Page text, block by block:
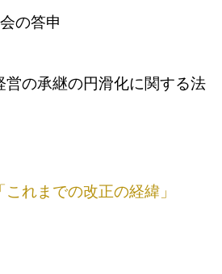
の答申
営の承継の円滑化に関する法
れまでの改正の経緯」